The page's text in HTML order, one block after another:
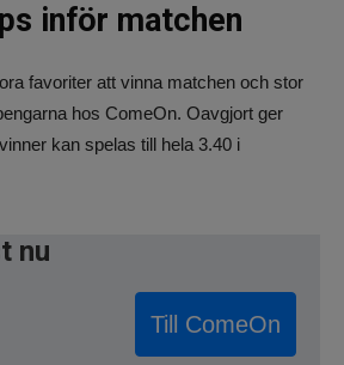
inför matchen
favoriter att vinna matchen och stor
hos ComeOn. Oavgjort ger
kan spelas till hela 3.40 i
nu
Till ComeOn